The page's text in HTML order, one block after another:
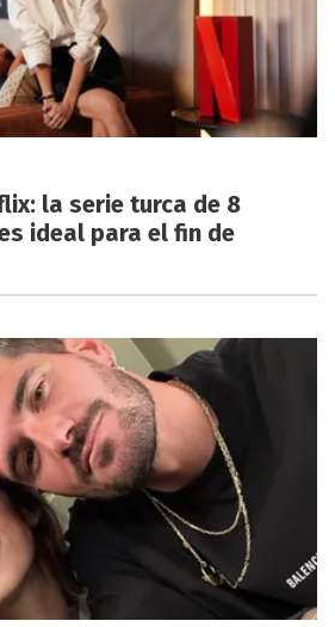
la serie turca de 8
ideal para el fin de